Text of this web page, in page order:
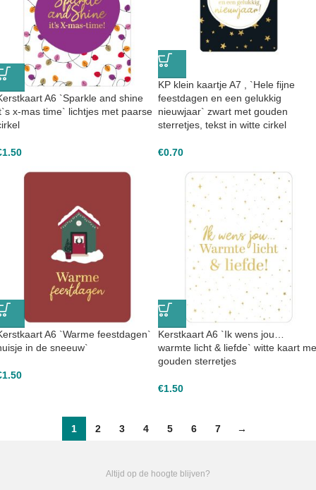
KP klein kaartje A7 , `Hele fijne
feestdagen en een gelukkig
nieuwjaar` zwart met gouden
sterretjes, tekst in witte cirkel
€0.70
A6 `Sparkle and shine
x-mas time` lichtjes met paarse
1.50
A6 `Warme feestdagen`
in de sneeuw`
1.50
Kerstkaart A6 `Ik wens jou…
warmte licht & liefde` witte kaart
gouden sterretjes
€1.50
1 2 3 4 5 6 7 →
Altijd op de hoogte blijven?